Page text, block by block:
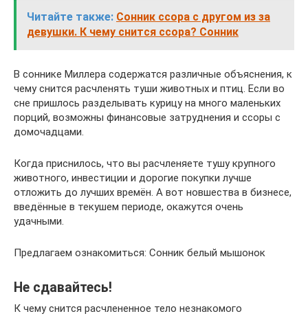
Читайте также: Сонник ссора с другом из за
девушки. К чему снится ссора? Сонник
В соннике Миллера содержатся различные объяснения, к
чему снится расчленять туши животных и птиц. Если во
сне пришлось разделывать курицу на много маленьких
порций, возможны финансовые затруднения и ссоры с
домочадцами.
Когда приснилось, что вы расчленяете тушу крупного
животного, инвестиции и дорогие покупки лучше
отложить до лучших времён. А вот новшества в бизнесе,
введённые в текушем периоде, окажутся очень
удачными.
Предлагаем ознакомиться: Сонник белый мышонок
Не сдавайтесь!
К чему снится расчлененное тело незнакомого